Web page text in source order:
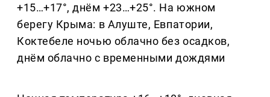
+15…+17°, днём +23…+25°. На южном
берегу Крыма: в Алуште, Евпатории,
Коктебеле ночью облачно без осадков,
днём облачно с временными дождями